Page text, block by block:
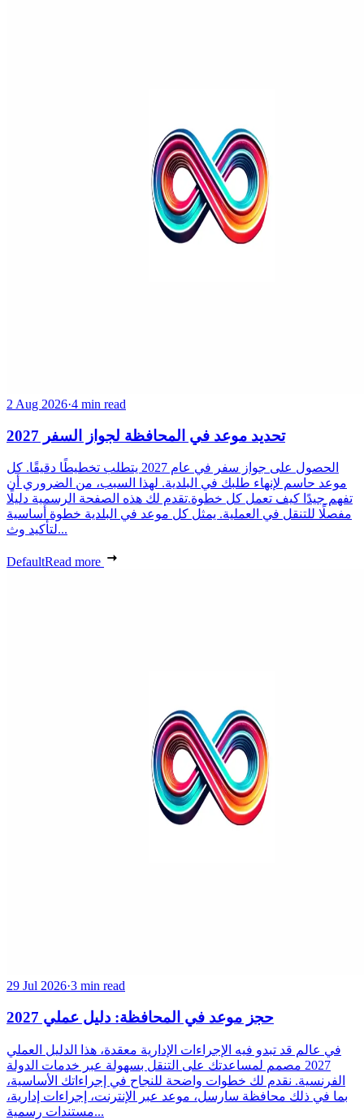
2 Aug 2026·4 min read
تحديد موعد في المحافظة لجواز السفر 2027
الحصول على جواز سفر في عام 2027 يتطلب تخطيطًا دقيقًا. كل
موعد حاسم لإنهاء طلبك في البلدية. لهذا السبب، من الضروري أن
تفهم جيدًا كيف تعمل كل خطوة.تقدم لك هذه الصفحة الرسمية دليلًا
مفصلًا للتنقل في العملية. يمثل كل موعد في البلدية خطوة أساسية
لتأكيد وث...
DefaultRead more
29 Jul 2026·3 min read
حجز موعد في المحافظة: دليل عملي 2027
في عالم قد تبدو فيه الإجراءات الإدارية معقدة، هذا الدليل العملي
2027 مصمم لمساعدتك على التنقل بسهولة عبر خدمات الدولة
الفرنسية. نقدم لك خطوات واضحة للنجاح في إجراءاتك الأساسية،
بما في ذلك محافظة سارسل، موعد عبر الإنترنت، إجراءات إدارية،
مستندات رسمية...